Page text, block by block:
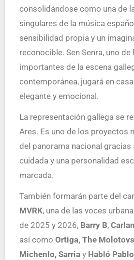
consolidándose como una de
singulares de la música
sensibilidad propia y un
reconocible. Sen Senra, uno
importantes de la escena
contemporánea, jugará en
elegante y emocional.
La representación gallega se
Ares. Es uno de los proyectos
del panorama nacional gracias
cuidada y una personalidad
marcada.
También formarán parte del
MVRK, una de las voces
de 2025 y 2026, Barry B,
así como Ortiga, The
Michenlo, Sarriay Habló Pablo